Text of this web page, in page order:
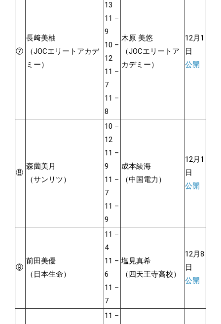
⑦
長﨑美柚
（JOCエリートアカデ
ミー）
13
11 –
9
10 –
12
11 –
7
11 –
8
木原 美悠
（JOCエリートア
カデミー）
12月1
日
公開
⑧
森薗美月
（サンリツ）
10 –
12
11 –
9
11 –
7
11 –
9
成本綾海
（中国電力）
12月1
日
公開
⑨
前田美優
（日本生命）
11 –
4
11 –
6
11 –
7
塩見真希
（四天王寺高校）
12月8
日
公開
11 –